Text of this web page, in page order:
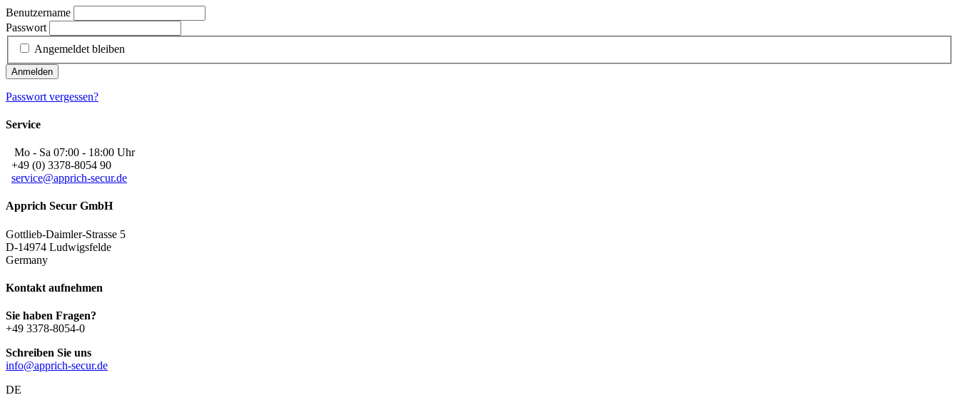
Benutzername
Passwort
Angemeldet bleiben
Anmelden
Passwort vergessen?
Service
Mo - Sa 07:00 - 18:00 Uhr
+49 (0) 3378-8054 90
service@apprich-secur.de
Apprich Secur GmbH
Gottlieb-Daimler-Strasse 5
D-14974 Ludwigsfelde
Germany
Kontakt aufnehmen
Sie haben Fragen?
+49 3378-8054-0
Schreiben Sie uns
info@apprich-secur.de
DE